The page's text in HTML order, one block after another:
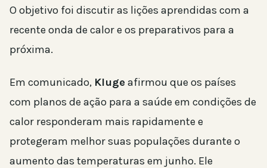
O objetivo foi discutir as lições aprendidas com a
recente onda de calor e os preparativos para a
próxima.
Em comunicado, Kluge afirmou que os países
com planos de ação para a saúde em condições de
calor responderam mais rapidamente e
protegeram melhor suas populações durante o
aumento das temperaturas em junho. Ele